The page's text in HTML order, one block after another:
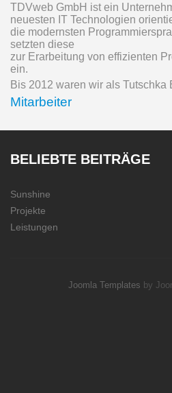
TDVweb GmbH ist ein
neuesten IT Technologien
die modernsten
setzten diese
zur Erarbeitung von effizienten
ein.
Bis 2012 waren wir als Tutschka
Mitarbeiter
BELIEBTE BEITRÄGE
Sunshine
Projekte
Leistungen
Joomla Templates by